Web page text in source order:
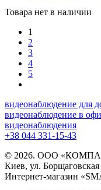
Товара нет в наличии
1
2
3
4
5
видеонаблюдение для
видеонаблюдение в
видеонаблюдения
+38 044 331-15-43
© 2026. ООО
Киев, ул.
Интернет-магазин